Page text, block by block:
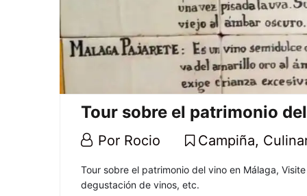
Tour sobre el patrimonio
18
2021
Por Rocio Campiña,
Tour
Tour sobre el patrimonio del vino en Málaga,
degustación de vinos, etc.